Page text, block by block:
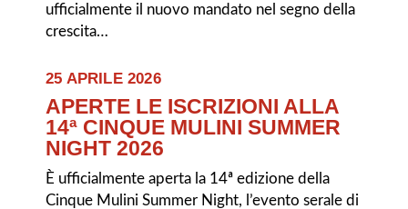
ufficialmente il nuovo mandato nel segno della
crescita…
25 APRILE 2026
APERTE LE ISCRIZIONI ALLA
14ª CINQUE MULINI SUMMER
NIGHT 2026
È ufficialmente aperta la 14ª edizione della
Cinque Mulini Summer Night, l’evento serale di